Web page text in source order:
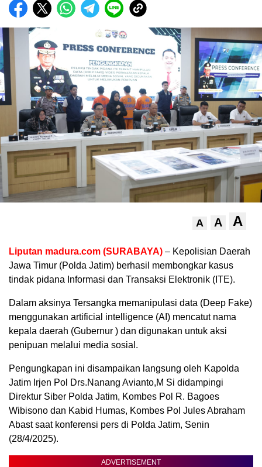
A A A
Liputan madura.com (SURABAYA) – Kepolisian Daerah
Jawa Timur (Polda Jatim) berhasil membongkar kasus
tindak pidana Informasi dan Transaksi Elektronik (ITE).
Dalam aksinya Tersangka memanipulasi data (Deep Fake)
menggunakan artificial intelligence (AI) mencatut nama
kepala daerah (Gubernur ) dan digunakan untuk aksi
penipuan melalui media sosial.
Pengungkapan ini disampaikan langsung oleh Kapolda
Jatim Irjen Pol Drs.Nanang Avianto,M Si didampingi
Direktur Siber Polda Jatim, Kombes Pol R. Bagoes
Wibisono dan Kabid Humas, Kombes Pol Jules Abraham
Abast saat konferensi pers di Polda Jatim, Senin
(28/4/2025).
ADVERTISEMENT